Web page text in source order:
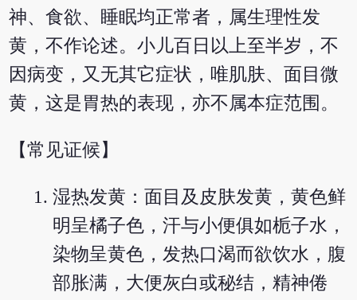
神、食欲、睡眠均正常者，属生理性发
黄，不作论述。小儿百日以上至半岁，不
因病变，又无其它症状，唯肌肤、面目微
黄，这是胃热的表现，亦不属本症范围。
【常见证候】
湿热发黄：面目及皮肤发黄，黄色鲜
明呈橘子色，汗与小便俱如栀子水，
染物呈黄色，发热口渴而欲饮水，腹
部胀满，大便灰白或秘结，精神倦